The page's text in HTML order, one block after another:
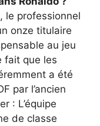
le professionnel
onze titulaire
au jeu
fait que les
a été
par l’ancien
: L’équipe
de classe